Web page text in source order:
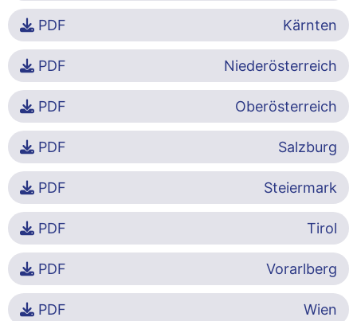
Kärnten
PDF
Niederösterreich
PDF
Oberösterreich
PDF
Salzburg
PDF
Steiermark
PDF
Tirol
PDF
Vorarlberg
PDF
Wien
PDF